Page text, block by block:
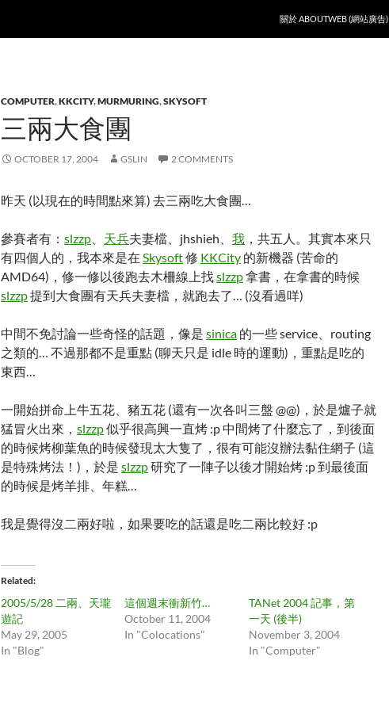
關於 ABOUTWEB (網站廣告)
COMPUTER,KKCITY,MURMURING,SKYSOFT
三兩大食團
OCTOBER 17, 2004 GSLIN 2 COMMENTS
昨天 (以現在的時間點來算) 去三兩吃大食團…
參賽者有： slzzp 天兵夫妻檔、jhshieh、 我 ，共五人。其實本來只
有四個人的，我本來是在 Skysoft修 KKCity 的新機器 (苦命的
AMD64)，修一修以後跑去木柵線上找slzzp拿書，在拿書的時候
slzzp提到大食團有天兵夫妻檔，就跑去了… (沒看過咩)
中間不免討論一些奇怪的話題，像是 sinica 的一些 service、routing
之類的… 不過那都不是重點 (聊天只是 idle 時的運動)，重點是吃的
東西…
一開始拼命上牛五花、豬五花 (還有一次各叫三盤 @@)，於是爐子就
猛冒火出來， slzzp似乎很高興一直烤 :p 中間烤了什麼忘了，到後面
的時候烤柳葉魚的時候發現太大隻了，很有可能沒辦法黏住網子 (這
是特殊烤法！)，於是 slzzp研究了一陣子以後才開始烤 :p 到最後面
的時候是烤羊排、年糕…
我是覺得沒二兩好啦，如果要吃的話還是吃二兩比較好 :p
Related
2005/5/28 二兩、天瓏
遊記
May 29, 2005
In "Blog"
這個週末衝新竹…
October 11, 2004
In "Colocations"
TANet 2004 記事，第
一天 (後半)
November 3, 2004
In "Computer"